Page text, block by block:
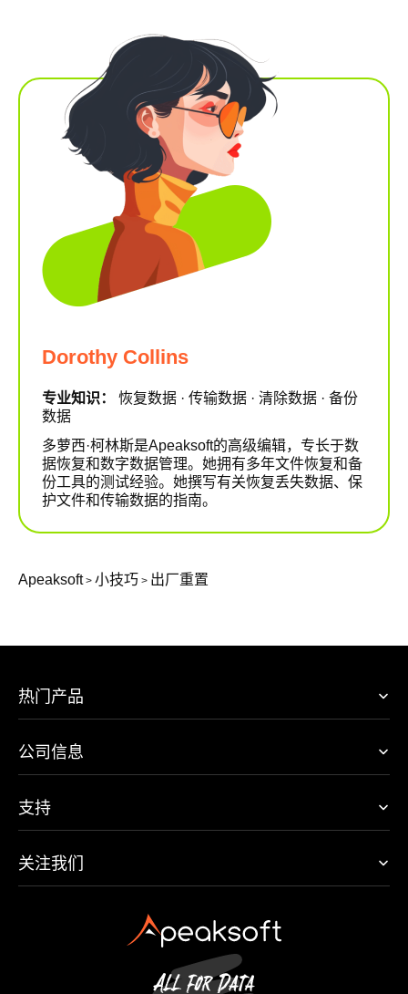
Dorothy Collins
专业知识： 恢复数据 · 传输数据 · 清除数据 · 备份
数据
多萝西·柯林斯是Apeaksoft的高级编辑，专长于数
据恢复和数字数据管理。她拥有多年文件恢复和备
份工具的测试经验。她撰写有关恢复丢失数据、保
护文件和传输数据的指南。
Apeaksoft> 小技巧 > 出厂重置
热门产品
公司信息
支持
关注我们